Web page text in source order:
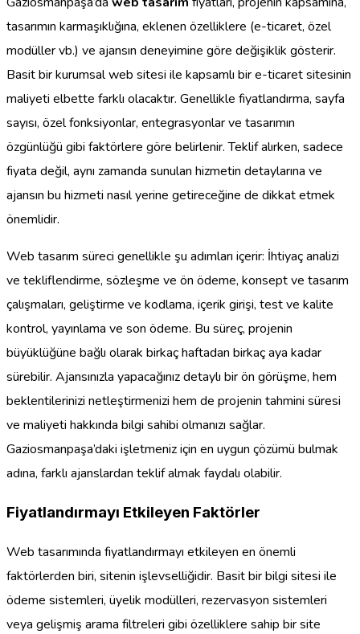
tasarımın karmaşıklığına, eklenen özelliklere (e-ticaret, özel
modüller vb.) ve ajansın deneyimine göre değişiklik gösterir.
Basit bir kurumsal web sitesi ile kapsamlı bir e-ticaret sitesinin
maliyeti elbette farklı olacaktır. Genellikle fiyatlandırma, sayfa
sayısı, özel fonksiyonlar, entegrasyonlar ve tasarımın
özgünlüğü gibi faktörlere göre belirlenir. Teklif alırken, sadece
fiyata değil, aynı zamanda sunulan hizmetin detaylarına ve
ajansın bu hizmeti nasıl yerine getireceğine de dikkat etmek
önemlidir.
Web tasarım süreci genellikle şu adımları içerir: İhtiyaç analizi
ve tekliflendirme, sözleşme ve ön ödeme, konsept ve tasarım
çalışmaları, geliştirme ve kodlama, içerik girişi, test ve kalite
kontrol, yayınlama ve son ödeme. Bu süreç, projenin
büyüklüğüne bağlı olarak birkaç haftadan birkaç aya kadar
sürebilir. Ajansınızla yapacağınız detaylı bir ön görüşme, hem
beklentilerinizi netleştirmenizi hem de projenin tahmini süresi
ve maliyeti hakkında bilgi sahibi olmanızı sağlar.
Gaziosmanpaşa’daki işletmeniz için en uygun çözümü bulmak
adına, farklı ajanslardan teklif almak faydalı olabilir.
Fiyatlandırmayı Etkileyen Faktörler
Web tasarımında fiyatlandırmayı etkileyen en önemli
faktörlerden biri, sitenin işlevselliğidir. Basit bir bilgi sitesi ile
ödeme sistemleri, üyelik modülleri, rezervasyon sistemleri
veya gelişmiş arama filtreleri gibi özelliklere sahip bir site